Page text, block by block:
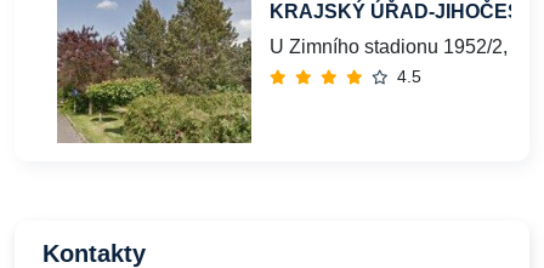
KRAJSKÝ ÚŘAD-
U Zimního stadionu 1952/2,
4.5
Kontakty